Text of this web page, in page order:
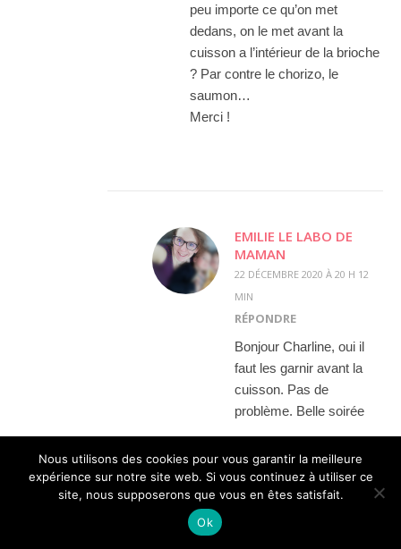
peu importe ce qu’on met
dedans, on le met avant la
cuisson a l’intérieur de la brioche
? Par contre le chorizo, le
saumon…
Merci !
EMILIE LE LABO DE
MAMAN
22 DÉCEMBRE 2020 À 20 H 12
MIN
RÉPONDRE
Bonjour Charline, oui il
faut les garnir avant la
cuisson. Pas de
problème. Belle soirée
Nous utilisons des cookies pour vous garantir la meilleure
expérience sur notre site web. Si vous continuez à utiliser ce
site, nous supposerons que vous en êtes satisfait.
Ok